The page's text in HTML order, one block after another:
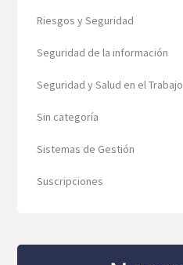
Riesgos y Seguridad
Seguridad de la información
Seguridad y Salud en el Trabajo
Sin categoría
Sistemas de Gestión
Suscripciones